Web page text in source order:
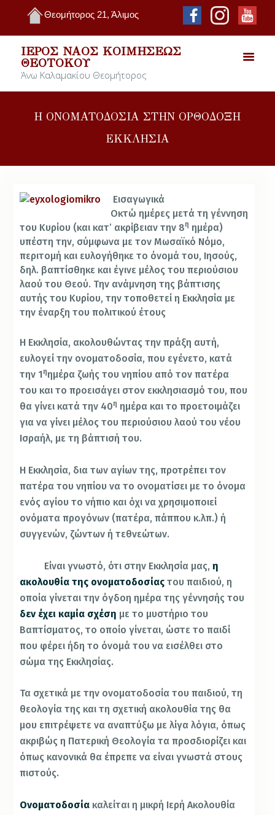
Θεομήτορος 21, Άλιμος
ΙΕΡΌΣ ΝΑΌΣ ΚΟΙΜΉΣΕΩΣ
ΘΕΟΤΌΚΟΥ
Άνω Καλαμακίου Θεομήτορος
Η ΟΝΟΜΑΤΟΔΟΣΙΑ ΣΤΗΝ ΟΡΘΟΔΟΞΗ
ΕΚΚΛΗΣΙΑ
Εισαγωγικά
Οκτώ ημέρες μετά τη γέννηση
του Κυρίου (και κατ’ ακρίβειαν την 8η ημέρα)
υπέστη την, σύμφωνα με τον Μωσαϊκό Νόμο,
περιτομή και ευλογήθηκε το όνομά του, Ιησούς,
δηλ. βαπτίσθηκε και έγινε μέλος του περιούσιου
λαού του Θεού. Την ανάμνηση της βάπτισης
αυτής του Κυρίου, την τοποθετεί η Εκκλησία με
την έναρξη του πολιτικού έτους
Η Εκκλησία, ακολουθώντας την πράξη αυτή,
ευλογεί την ονοματοδοσία, που εγένετο, κατά
την 1ηημέρα ζωής του νηπίου από τον πατέρα
του και το προεισάγει στον εκκλησιασμό του, που
θα γίνει κατά την 40η ημέρα και το προετοιμάζει
για να γίνει μέλος του περιούσιου λαού του νέου
Ισραήλ, με τη βάπτισή του.
Η Εκκλησία, δια των αγίων της, προτρέπει τον
πατέρα του νηπίου να το ονοματίσει με το όνομα
ενός αγίου το νήπιο και όχι να χρησιμοποιεί
ονόματα προγόνων (πατέρα, πάππου κ.λπ.) ή
συγγενών, ζώντων ή τεθνεώτων.
Είναι γνωστό, ότι στην Εκκλησία μας,η
ακολουθία της ονοματοδοσίας του παιδιού, η
οποία γίνεται την όγδοη ημέρα της γέννησής του
δεν έχει καμία σχέση με το μυστήριο του
Βαπτίσματος, το οποίο γίνεται, ώστε το παιδί
που φέρει ήδη το όνομά του να εισέλθει στο
σώμα της Εκκλησίας.
Τα σχετικά με την ονοματοδοσία του παιδιού, τη
θεολογία της και τη σχετική ακολουθία της θα
μου επιτρέψετε να αναπτύξω με λίγα λόγια, όπως
ακριβώς η Πατερική Θεολογία τα προσδιορίζει και
όπως κανονικά θα έπρεπε να είναι γνωστά στους
πιστούς.
Ονοματοδοσία καλείται η μικρή Ιερή Ακολουθία